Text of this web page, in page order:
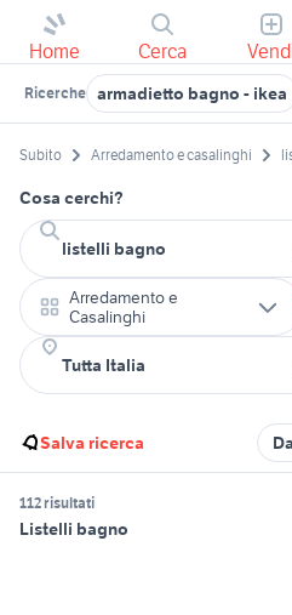
Home Cerca
Ricerche armadietto bagno - ikea
Subito Arredamento e casalinghi
Cosa cerchi?
Arredamento e
Casalinghi
Salva ricerca
112 risultati
Listelli bagno